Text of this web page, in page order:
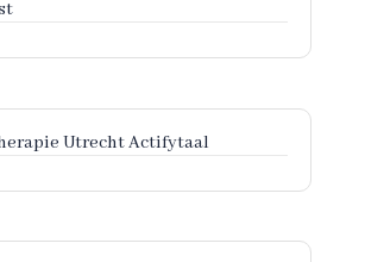
Utrecht Actifytaal